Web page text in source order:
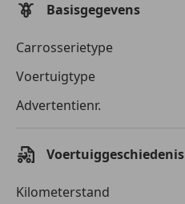
Basisgegevens
Carrosserietype
Voertuigtype
Advertentienr.
Voertuiggeschiedenis
Kilometerstand